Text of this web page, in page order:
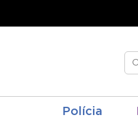
Polícia